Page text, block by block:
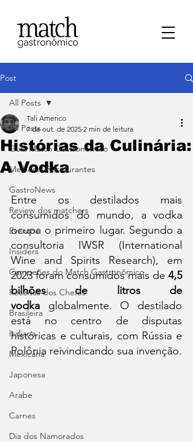
Post
All Posts
⁠Guia Match Gastronômico
Melhores Restaurantes
⁠GastroNews
Review dos matchers
Eventos
⁠Insiders
Campeões do Match Gastronômico
Receitas dos Chefes
Brasileira
Italiana
Mexicana
Japonesa
Arabe
Carnes
Dia dos Namorados
All Posts
Histórias da Culinária:
A Vodka
Tali Americo
7 de out. de 2025 2 min de leitura
Entre os destilados mais
consumidos do mundo, a vodka
ocupa o primeiro lugar. Segundo a
consultoria IWSR (International
Wine and Spirits Research), em
2023 foram consumidos mais de 4,5
bilhões de litros de
vodka globalmente. O destilado
está no centro de disputas
históricas e culturais, com Rússia e
Polônia reivindicando sua invenção.